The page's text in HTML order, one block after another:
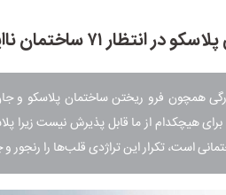
انتظار ۷۱ ساختمان ناایمن پایتخت
برای هیچکدام از ما قابل پذیرش نیست زیرا
است، تکرار این تراژدی قلب‌ها را رنجور